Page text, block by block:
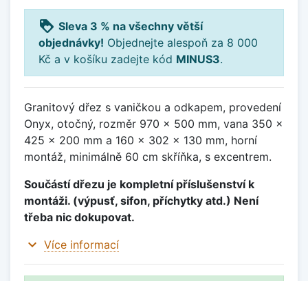
loyalty Sleva 3 % na všechny větší
objednávky! Objednejte alespoň za 8 000
Kč a v košíku zadejte kód MINUS3.
Granitový dřez s vaničkou a odkapem, provedení
Onyx, otočný, rozměr 970 x 500 mm, vana 350 x
425 x 200 mm a 160 x 302 x 130 mm, horní
montáž, minimálně 60 cm skříňka, s excentrem.
Součástí dřezu je kompletní příslušenství k
montáži. (výpusť, sifon, příchytky atd.) Není
třeba nic dokupovat.
expand_more Více informací